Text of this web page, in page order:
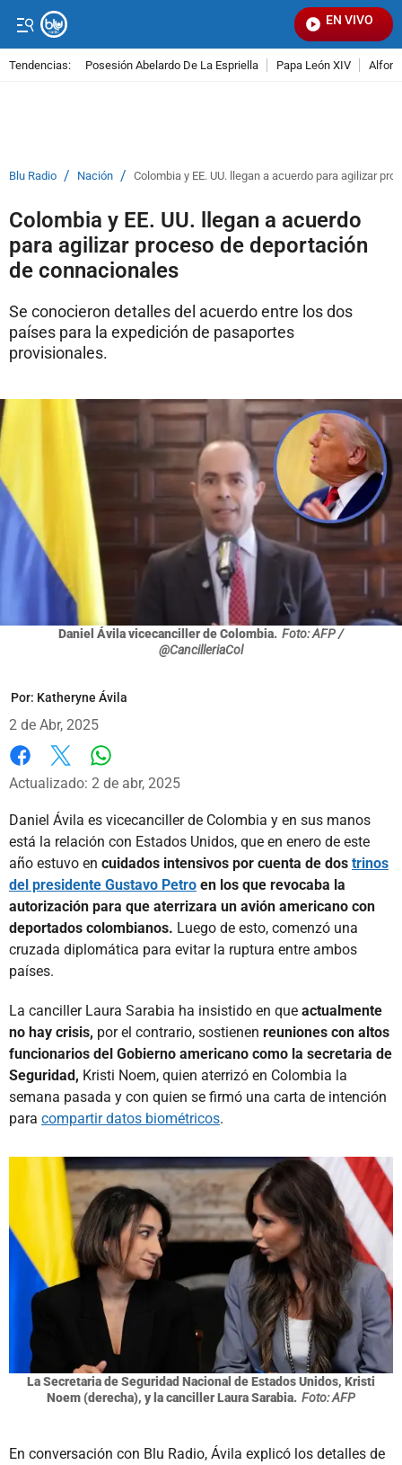
EN VIVO
Señal
Tendencias: Posesión Abelardo De La Espriella Papa León XIV
Blu Radio / Nación / Colombia y EE. UU. llegan a acuerdo para agilizar
Colombia y EE. UU. llegan a acuerdo
para agilizar proceso de deportación
de connacionales
Se conocieron detalles del acuerdo entre los dos
países para la expedición de pasaportes
provisionales.
Daniel Ávila vicecanciller de Colombia. Foto: AFP /
@CancilleriaCol
Por: Katheryne Ávila
2 de Abr, 2025
Facebook
X
Actualizado: 2 de abr, 2025
Daniel Ávila es vicecanciller de Colombia y en sus manos
está la relación con Estados Unidos, que en enero de este
año estuvo en cuidados intensivos por cuenta de dos trinos
del presidente Gustavo Petro en los que revocaba la
autorización para que aterrizara un avión americano con
deportados colombianos. Luego de esto, comenzó una
cruzada diplomática para evitar la ruptura entre ambos
países.
La canciller Laura Sarabia ha insistido en que actualmente
no hay crisis, por el contrario, sostienen reuniones con altos
funcionarios del Gobierno americano como la secretaria de
Seguridad, Kristi Noem, quien aterrizó en Colombia la
semana pasada y con quien se firmó una carta de intención
para compartir datos biométricos.
La Secretaria de Seguridad Nacional de Estados Unidos, Kristi
Noem (derecha), y la canciller Laura Sarabia. Foto: AFP
En conversación con Blu Radio, Ávila explicó los detalles de